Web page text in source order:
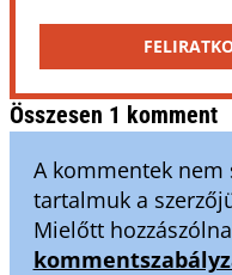
Összesen 1 komment
A kommentek nem
tartalmuk a
Mielőtt